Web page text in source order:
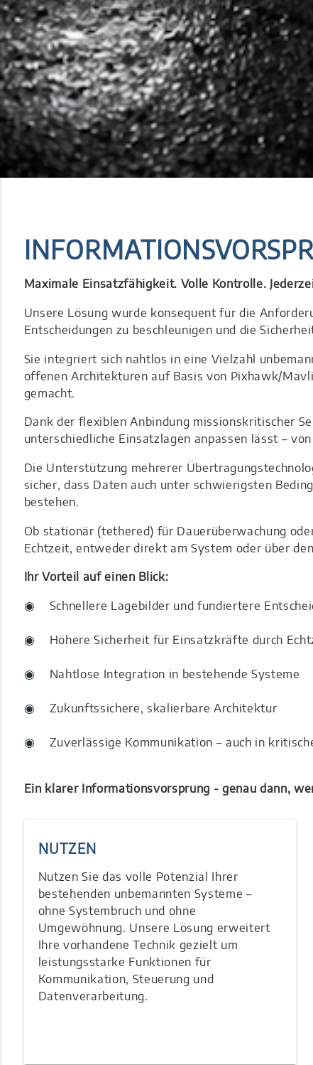
Maximale Einsatzfähigkeit. Volle Kontrolle.
Unsere Lösung wurde konsequent für die
Entscheidungen zu beschleunigen und die
Sie integriert sich nahtlos in eine Vielzahl
offenen Architekturen auf Basis von Pixhawk/
gemacht.
Dank der flexiblen Anbindung missionskritischer
unterschiedliche Einsatzlagen anpassen lässt –
Die Unterstützung mehrerer
sicher, dass Daten auch unter schwierigsten
bestehen.
Ob stationär (tethered) für Dauerüberwachung
Echtzeit, entweder direkt am System oder über
Ihr Vorteil auf einen Blick:
Schnellere Lagebilder und fundiertere
Höhere Sicherheit für Einsatzkräfte durch
Nahtlose Integration in bestehende Systeme
Zukunftssichere, skalierbare Architektur
Zuverlässige Kommunikation – auch in
Ein klarer Informationsvorsprung - genau dann,
NUTZEN
Nutzen Sie das volle Potenzial Ihrer
bestehenden unbemannten Systeme –
ohne Systembruch und ohne
Umgewöhnung. Unsere Lösung erweitert
Ihre vorhandene Technik gezielt um
leistungsstarke Funktionen für
Kommunikation, Steuerung und
Datenverarbeitung.